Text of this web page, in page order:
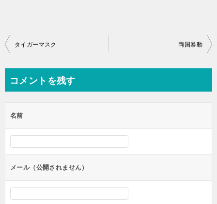
投
ビ
ー
シ
ン
タイガーマスク 両国暴動
コメントを残す
名前
メール（公開されません）